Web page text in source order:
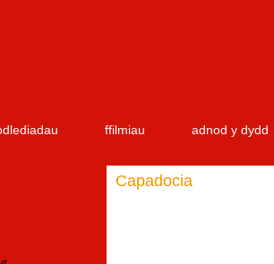
ffilmiau adnod y dydd
Capadocia